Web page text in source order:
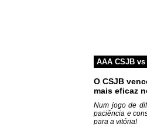
AAA CSJB vs
O CSJB
mais eficaz
Num jogo de
paciência e
para a vitória!